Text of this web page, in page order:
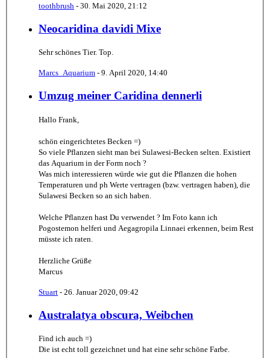
toothbrush - 30. Mai 2020, 21:12
Neocaridina davidi Mixe
Sehr schönes Tier. Top.
Marcs_Aquarium - 9. April 2020, 14:40
Umzug meiner Caridina dennerli
Hallo Frank,
schön eingerichtetes Becken =)
So viele Pflanzen sieht man bei Sulawesi-Becken selten. Existiert
das Aquarium in der Form noch ?
Was mich interessieren würde wie gut die Pflanzen die hohen
Temperaturen und ph Werte vertragen (bzw. vertragen haben), die
Sulawesi Becken so an sich haben.
Welche Pflanzen hast Du verwendet ? Im Foto kann ich
Pogostemon helferi und Aegagropila Linnaei erkennen, beim Rest
müsste ich raten.
Herzliche Grüße
Marcus
Stuart - 26. Januar 2020, 09:42
Australatya obscura, Weibchen
Find ich auch =)
Die ist echt toll gezeichnet und hat eine sehr schöne Farbe.